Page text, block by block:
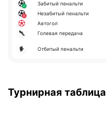
Забитый пенальти
Незабитый пенальти
Автогол
Голевая передача
Отбитый пенальти
Турнирная таблица